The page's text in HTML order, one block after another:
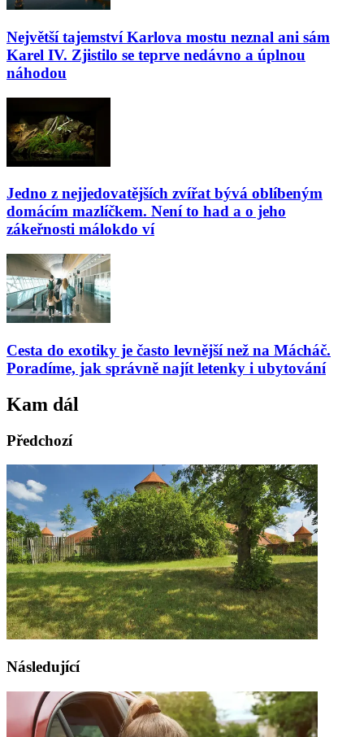
Největší tajemství Karlova mostu neznal ani sám
Karel IV. Zjistilo se teprve nedávno a úplnou
náhodou
Jedno z nejjedovatějších zvířat bývá oblíbeným
domácím mazlíčkem. Není to had a o jeho
zákeřnosti málokdo ví
Cesta do exotiky je často levnější než na Mácháč.
Poradíme, jak správně najít letenky i ubytování
Kam dál
Předchozí
Následující